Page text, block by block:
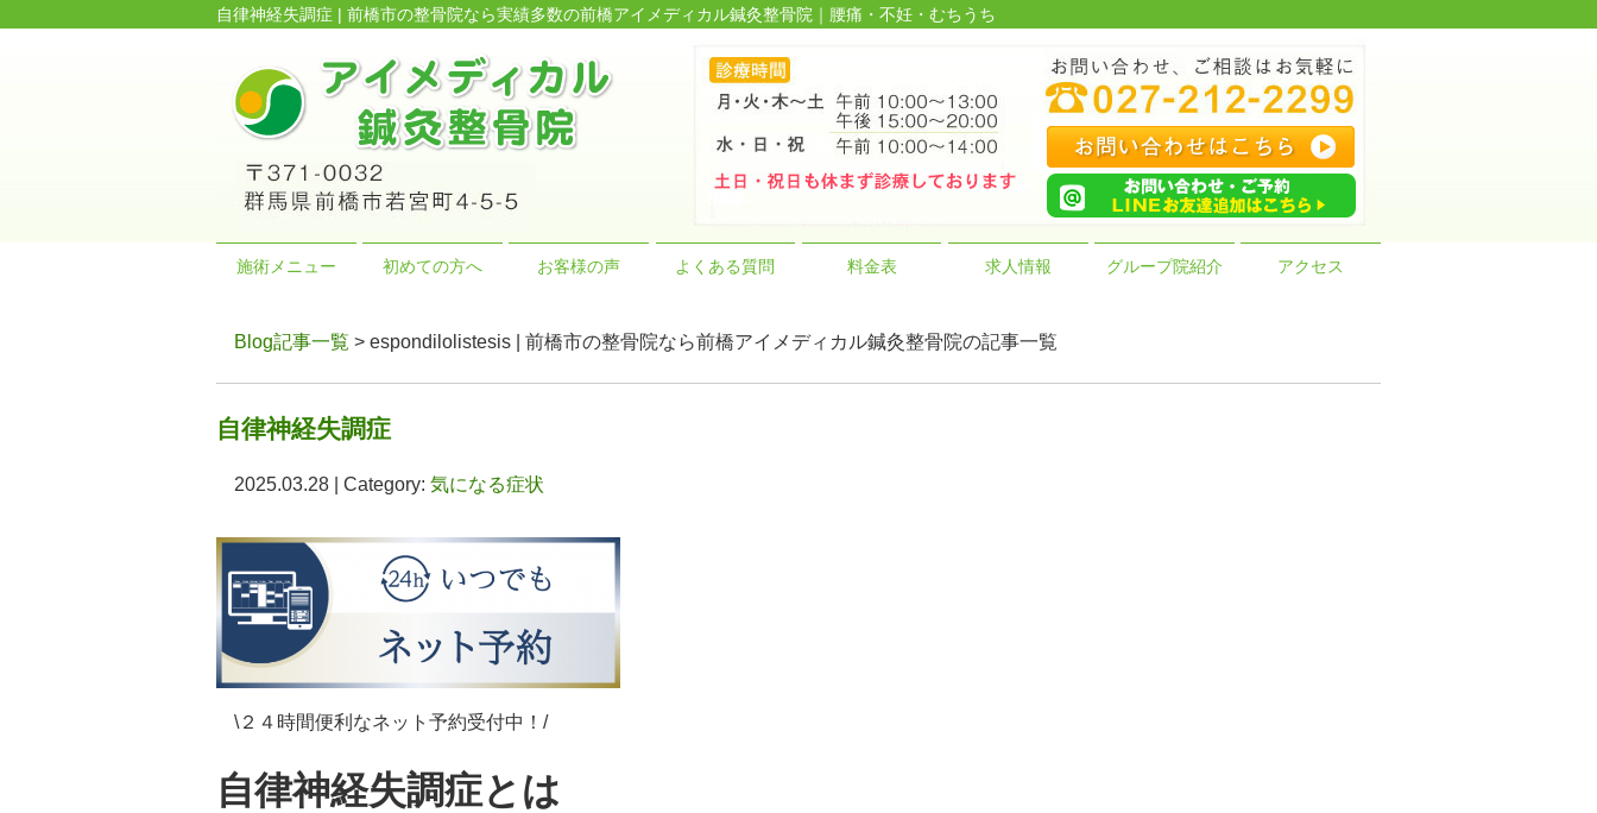
自律神経失調症 | 前橋市の整骨院なら実績多数の前橋アイメディカル鍼灸整骨院｜腰痛・不妊・むちうち
施術メニュー 初めての方へ お客様の声 よくある質問 料金表 求人情報 グループ院紹介 アクセス
Blog記事一覧 > espondilolistesis | 前橋市の整骨院なら前橋アイメディカル鍼灸整骨院の記事一覧
自律神経失調症
2025.03.28 | Category: 気になる症状
\２４時間便利なネット予約受付中！/
自律神経失調症とは